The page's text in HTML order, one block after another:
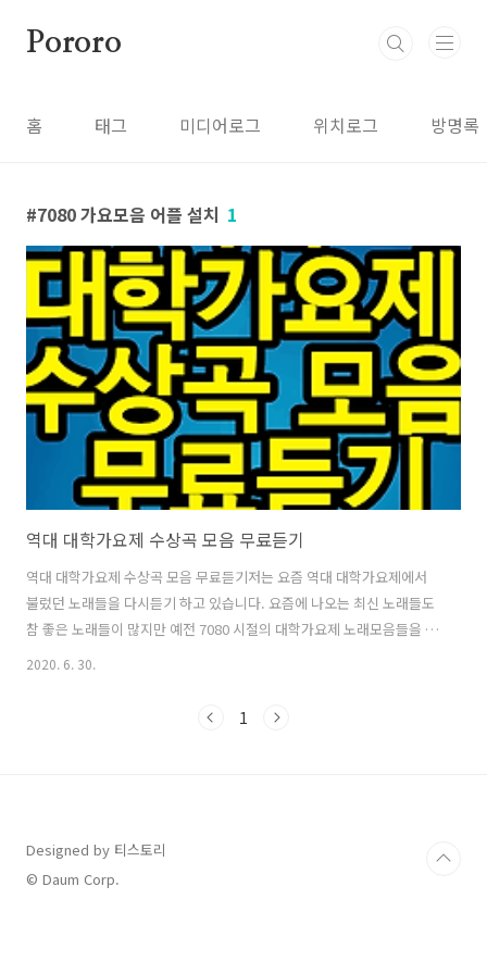
Pororo
홈 태그 미디어로그 위치로그 방명록
7080 가요모음 어플 설치 1
역대 대학가요제 수상곡 모음 무료듣기
역대 대학가요제 수상곡 모음 무료듣기저는 요즘 역대 대학가요제에서
불렀던 노래들을 다시듣기 하고 있습니다. 요즘에 나오는 최신 노래들도
참 좋은 노래들이 많지만 예전 7080 시절의 대학가요제 노래모음들을 듣
고 있으면 여러모로 추억에 잠기면서 옛날의 그리운 기억들이 떠오르더
무료듣기 하면서 감상에 젖고 있습니다. 여러분들도 아래 내용을 통해 역
2020. 6. 30.
1
Designed by 티스토리
© Daum Corp.